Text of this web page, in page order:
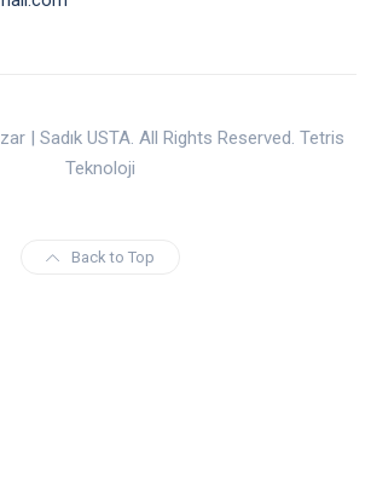
| Sadık USTA. All Rights Reserved. Tetris
Teknoloji
Back to Top